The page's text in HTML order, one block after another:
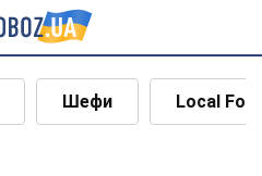
Шефи Local